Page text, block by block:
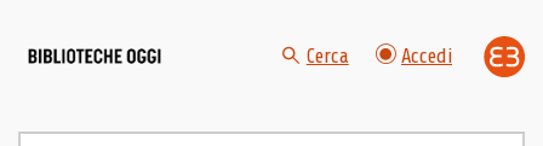
Cerca Accedi